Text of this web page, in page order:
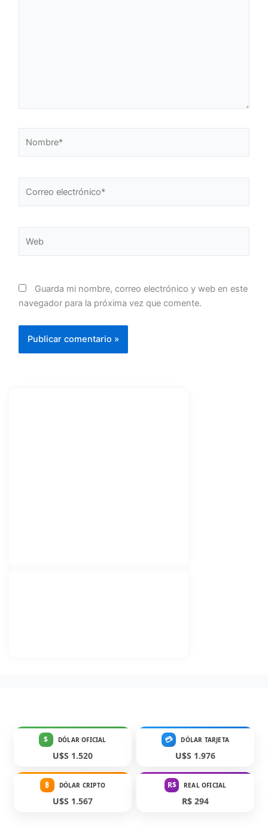
electrónico*
Guarda mi nombre, correo electrónico y web en este
navegador para la próxima vez que comente.
$ DÓLAR OFICIAL
U$S 1.520
💳 DÓLAR TARJETA
U$S 1.976
₿ DÓLAR CRIPTO
U$S 1.567
R$ REAL OFICIAL
R$ 294